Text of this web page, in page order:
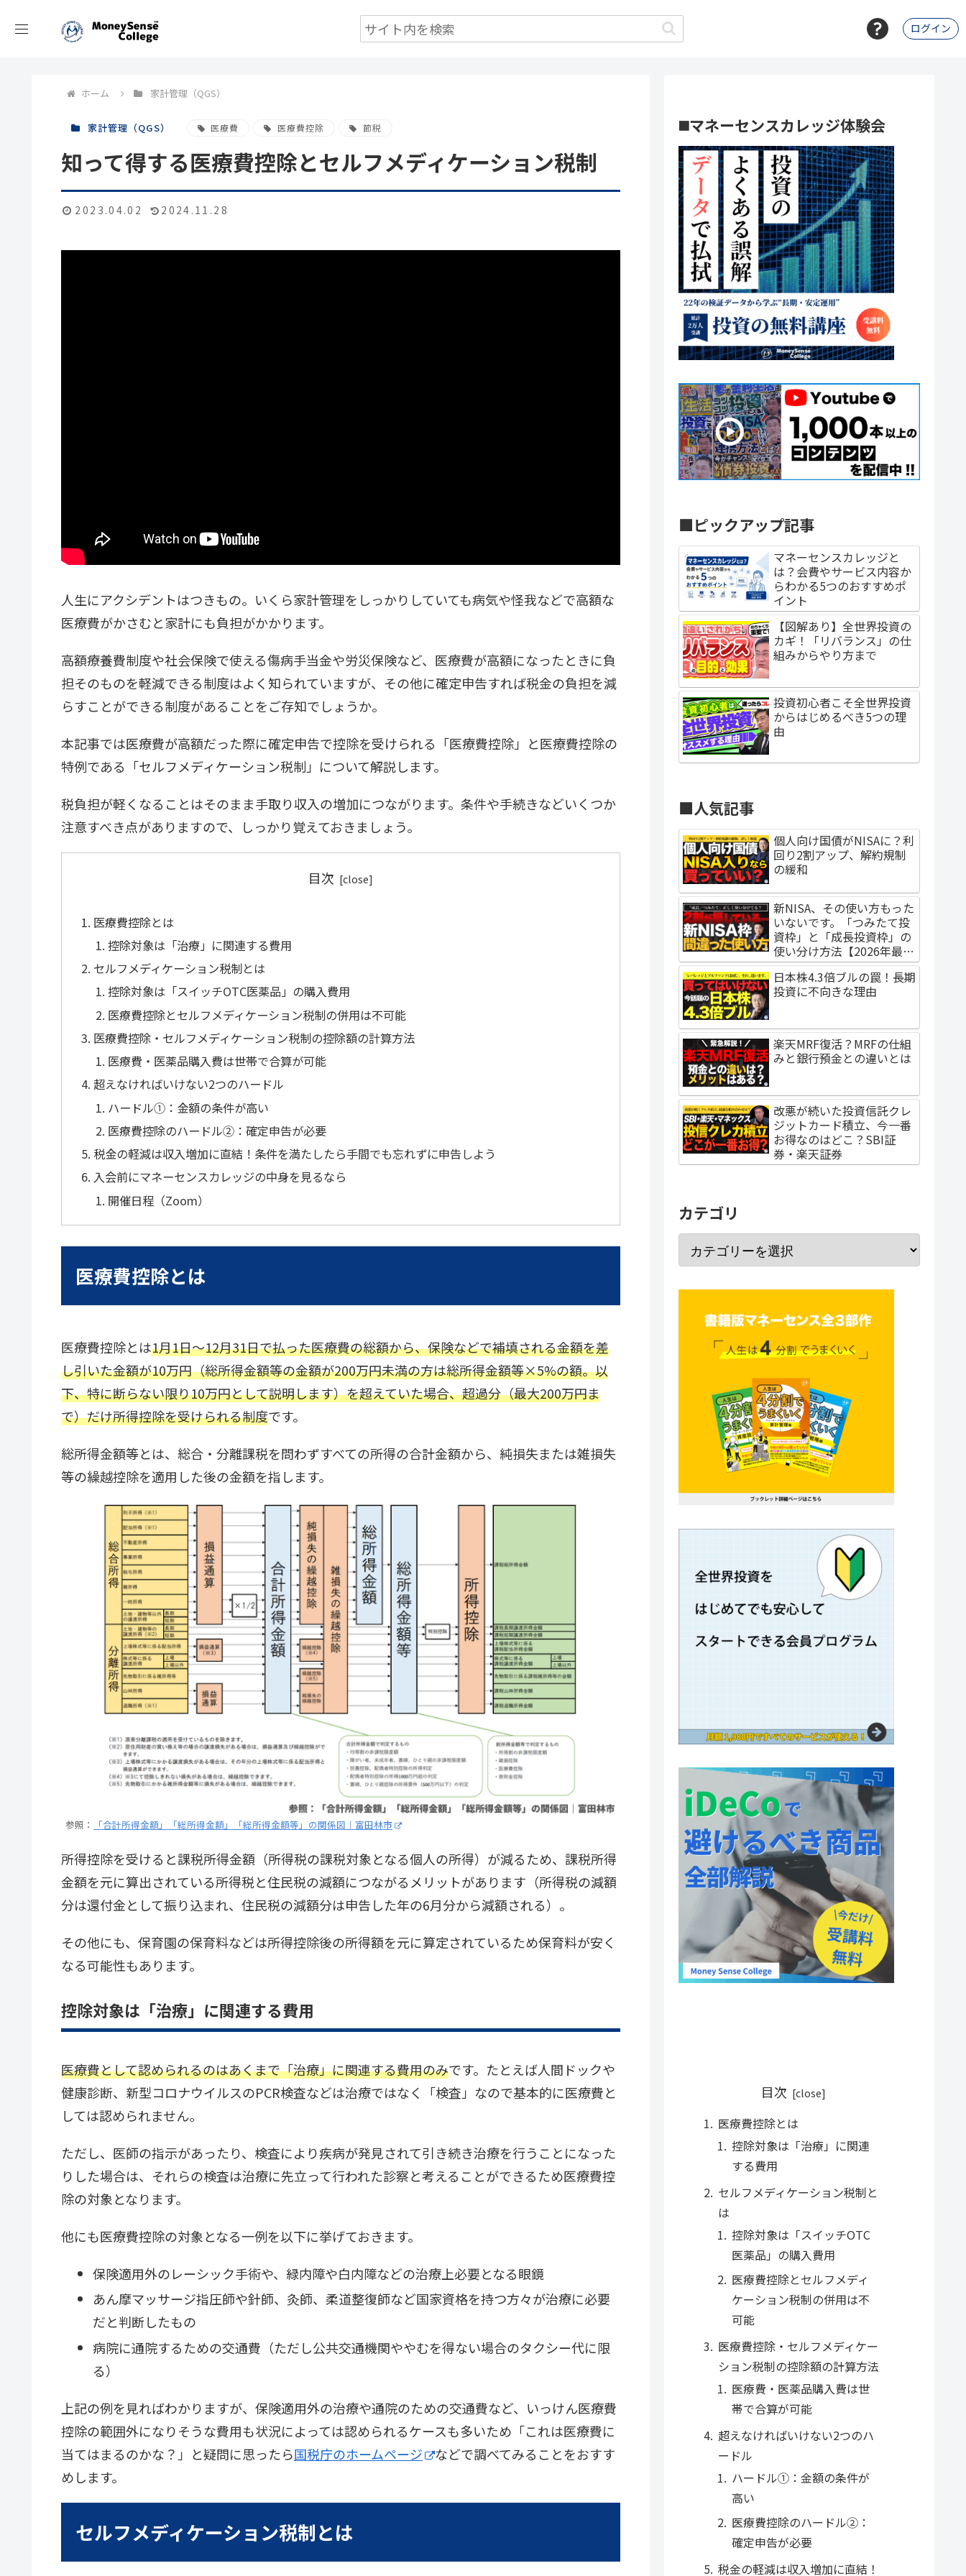
ログイン
ホーム 家計管理（QGS）
家計管理（QGS） 医療費 医療費控除 節税
知って得する医療費控除とセルフメディケーション税制
2023.04.02 2024.11.28
人生にアクシデントはつきもの。いくら家計管理をしっかりしていても病気や怪我などで高額な
医療費がかさむと家計にも負担がかかります。
高額療養費制度や社会保険で使える傷病手当金や労災保険など、医療費が高額になったときに負
担そのものを軽減できる制度はよく知られていますが、その他に確定申告すれば税金の負担を減
らすことができる制度があることをご存知でしょうか。
本記事では医療費が高額だった際に確定申告で控除を受けられる「医療費控除」と医療費控除の
特例である「セルフメディケーション税制」について解説します。
税負担が軽くなることはそのまま手取り収入の増加につながります。条件や手続きなどいくつか
注意すべき点がありますので、しっかり覚えておきましょう。
目次
医療費控除とは
控除対象は「治療」に関連する費用
セルフメディケーション税制とは
控除対象は「スイッチOTC医薬品」の購入費用
医療費控除とセルフメディケーション税制の併用は不可能
医療費控除・セルフメディケーション税制の控除額の計算方法
医療費・医薬品購入費は世帯で合算が可能
超えなければいけない2つのハードル
ハードル①：金額の条件が高い
医療費控除のハードル②：確定申告が必要
税金の軽減は収入増加に直結！条件を満たしたら手間でも忘れずに申告しよう
入会前にマネーセンスカレッジの中身を見るなら
開催日程（Zoom）
医療費控除とは
医療費控除とは1月1日〜12月31日で払った医療費の総額から、保険などで補填される金額を差
し引いた金額が10万円（総所得金額等の金額が200万円未満の方は総所得金額等×5%の額。以
下、特に断らない限り10万円として説明します）を超えていた場合、超過分（最大200万円ま
で）だけ所得控除を受けられる制度です。
総所得金額等とは、総合・分離課税を問わずすべての所得の合計金額から、純損失または雑損失
等の繰越控除を適用した後の金額を指します。
参照： 「合計所得金額」「総所得金額」「総所得金額等」の関係図｜富田林市
所得控除を受けると課税所得金額（所得税の課税対象となる個人の所得）が減るため、課税所得
金額を元に算出されている所得税と住民税の減額につながるメリットがあります（所得税の減額
分は還付金として振り込まれ、住民税の減額分は申告した年の6月分から減額される）。
その他にも、保育園の保育料などは所得控除後の所得額を元に算定されているため保育料が安く
なる可能性もあります。
控除対象は「治療」に関連する費用
医療費として認められるのはあくまで「治療」に関連する費用のみです。たとえば人間ドックや
健康診断、新型コロナウイルスのPCR検査などは治療ではなく「検査」なので基本的に医療費と
しては認められません。
ただし、医師の指示があったり、検査により疾病が発見されて引き続き治療を行うことになった
りした場合は、それらの検査は治療に先立って行われた診察と考えることができるため医療費控
除の対象となります。
他にも医療費控除の対象となる一例を以下に挙げておきます。
保険適用外のレーシック手術や、緑内障や白内障などの治療上必要となる眼鏡
あん摩マッサージ指圧師や針師、灸師、柔道整復師など国家資格を持つ方々が治療に必要
だと判断したもの
病院に通院するための交通費（ただし公共交通機関ややむを得ない場合のタクシー代に限
る）
上記の例を見ればわかりますが、保険適用外の治療や通院のための交通費など、いっけん医療費
控除の範囲外になりそうな費用も状況によっては認められるケースも多いため「これは医療費に
当てはまるのかな？」と疑問に思ったら国税庁のホームページ
などで調べてみることをおすす
めします。
セルフメディケーション税制とは
◼️マネーセンスカレッジ体験会
■ピックアップ記事
マネーセンスカレッジと
は？会費やサービス内容か
らわかる5つのおすすめポ
イント
【図解あり】全世界投資の
カギ！「リバランス」の仕
組みからやり方まで
投資初心者こそ全世界投資
からはじめるべき5つの理
由
■人気記事
個人向け国債がNISAに？利
回り2割アップ、解約規制
の緩和
新NISA、その使い方もった
いないです。「つみたて投
資枠」と「成長投資枠」の
使い分け方法【2026年最新
調査】
日本株4.3倍ブルの罠！長期
投資に不向きな理由
楽天MRF復活？MRFの仕組
みと銀行預金との違いとは
改悪が続いた投資信託クレ
ジットカード積立、今一番
お得なのはどこ？SBI証
券・楽天証券
カテゴリ
目次
医療費控除とは
控除対象は「治療」に関連
する費用
セルフメディケーション税制と
は
控除対象は「スイッチOTC
医薬品」の購入費用
医療費控除とセルフメディ
ケーション税制の併用は不
可能
医療費控除・セルフメディケー
ション税制の控除額の計算方法
医療費・医薬品購入費は世
帯で合算が可能
超えなければいけない2つのハ
ードル
ハードル①：金額の条件が
高い
医療費控除のハードル②：
確定申告が必要
税金の軽減は収入増加に直結！